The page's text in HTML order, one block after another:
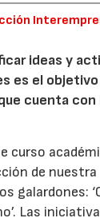
ideas y
es el
cuenta con
curso
de nuestra
galardones:
Las